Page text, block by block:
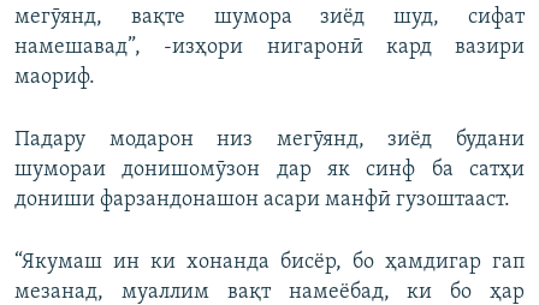
мегӯянд, вақте шумора зиёд шуд, сифат
намешавад”, -изҳори нигаронӣ кард вазири
маориф.
Падару модарон низ мегӯянд, зиёд будани
шумораи донишомӯзон дар як синф ба сатҳи
дониши фарзандонашон асари манфӣ гузоштааст.
“Якумаш ин ки хонанда бисёр, бо ҳамдигар гап
мезанад, муаллим вақт намеёбад, ки бо ҳар